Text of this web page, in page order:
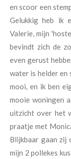
en scoor een
Gelukkig heb ik
Valerie, mijn
bevindt zich de
even gerust
water is helder en
mooi, en ik ben
mooie woningen
uitzicht over het
praatje met
Blijkbaar gaan zij
mijn 2 pollekes